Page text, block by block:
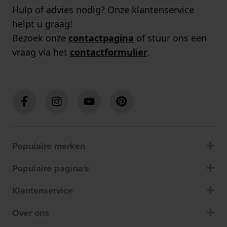
Hulp of advies nodig? Onze klantenservice
helpt u graag!
Bezoek onze contactpagina of stuur ons een
vraag via het contactformulier.
Populaire merken
Populaire pagina's
Klantenservice
Over ons